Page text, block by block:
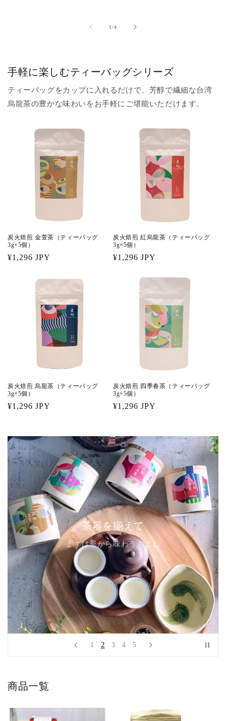
1/の
4
手軽に楽しむティーバッグシリーズ
ティーバッグをカップに入れるだけで、芳醇で繊細な台湾
烏龍茶の豊かな味わいをお手軽にご堪能いただけます。
炭火焙煎 金萱茶（ティーバッグ
3g×5個）
通
¥1,296 JPY
炭火焙煎 紅烏龍茶（ティーバッグ
3g×5個）
通
¥1,296 JPY
炭火焙煎 烏龍茶（ティーバッグ
3g×5個）
通
格
¥1,296 JPY
炭火焙煎 四季春茶（ティーバッグ
3g×5個）
通
格
¥1,296 JPY
1 2 3 4 5
茶器を揃えて
まずは形から味わうもよし
商品一覧